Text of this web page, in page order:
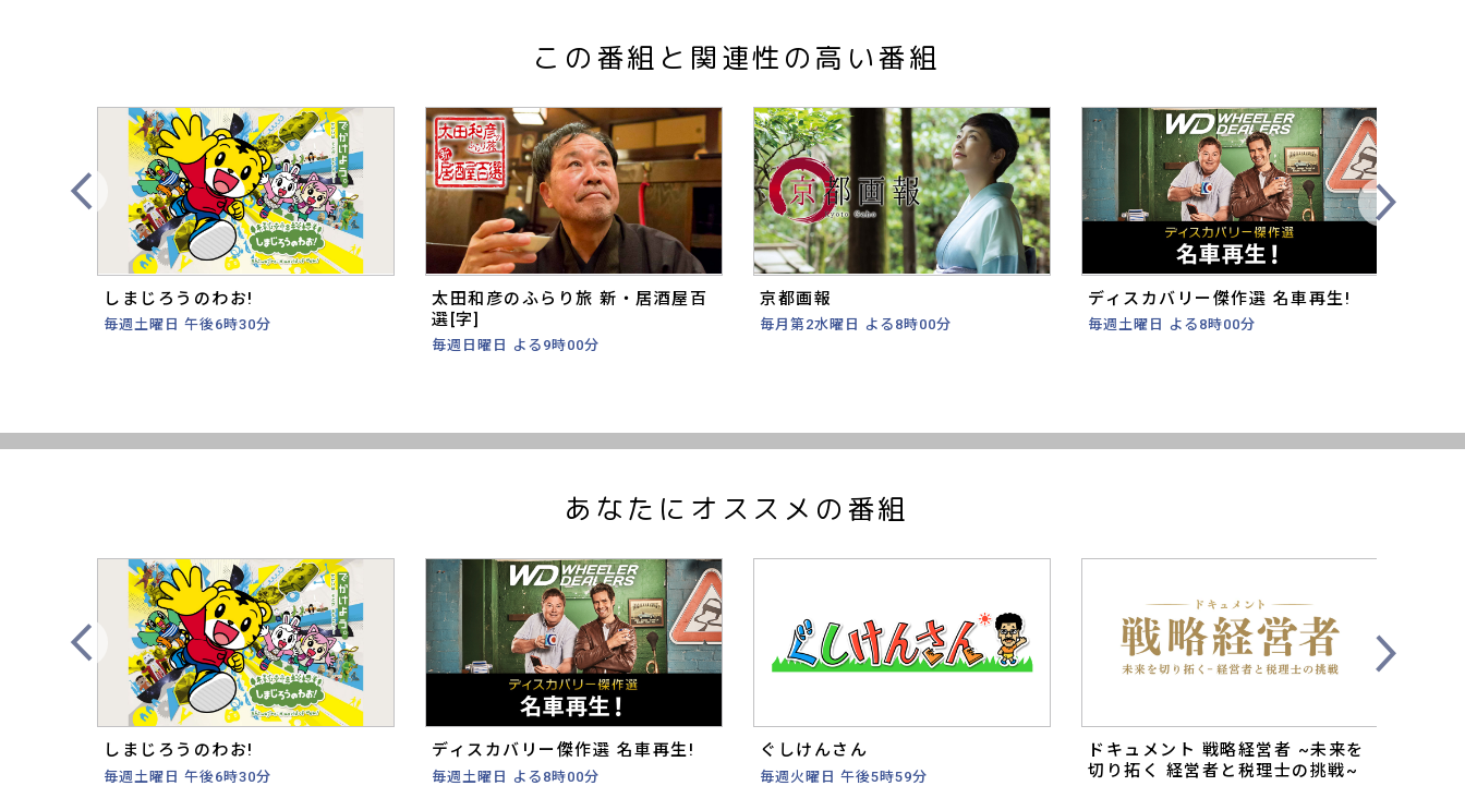
この番組と関連性の高い番組
しまじろうのわお!
毎週土曜日 午後6時30分
太田和彦のふらり旅 新・居酒屋百
選[字]
毎週日曜日 よる9時00分
京都画報
毎月第2水曜日 よる8時00分
ディスカバリー傑作選 名車再生!
毎週土曜日 よる8時00分
あなたにオススメの番組
しまじろうのわお!
毎週土曜日 午後6時30分
ディスカバリー傑作選 名車再生!
毎週土曜日 よる8時00分
ぐしけんさん
毎週火曜日 午後5時59分
ドキュメント 戦略経営者 ~未来を
切り拓く 経営者と税理士の挑戦~